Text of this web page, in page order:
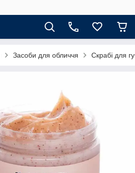
Засоби для обличчя Скрабі для